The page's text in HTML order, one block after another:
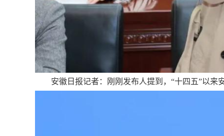
安徽日报记者：刚刚发布人提到，“十四五”以